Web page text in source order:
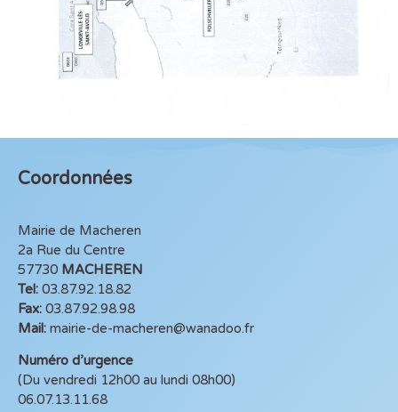
Coordonnées
Mairie de Macheren
2a Rue du Centre
57730 MACHEREN
Tel: 03.87.92.18.82
Fax: 03.87.92.98.98
Mail: mairie-de-macheren@wanadoo.fr
Numéro d’urgence
(Du vendredi 12h00 au lundi 08h00)
06.07.13.11.68